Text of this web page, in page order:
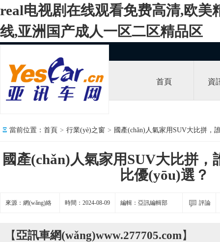
real电视剧在线观看免费高清,欧
线,亚洲国产成人一区二区精品区
首頁 資
Ξ 當前位置： 首頁 > 行業(yè)之窗 > 國產(chǎn)人氣家用SUV大比拼，誰
國產(chǎn)人氣家用SUV大比拼，
比優(yōu)選？
來源：網(wǎng)絡 時間：2024-08-09 編輯：亞訊編輯部 評論
【亞訊車網(wǎng)www.277705.com】